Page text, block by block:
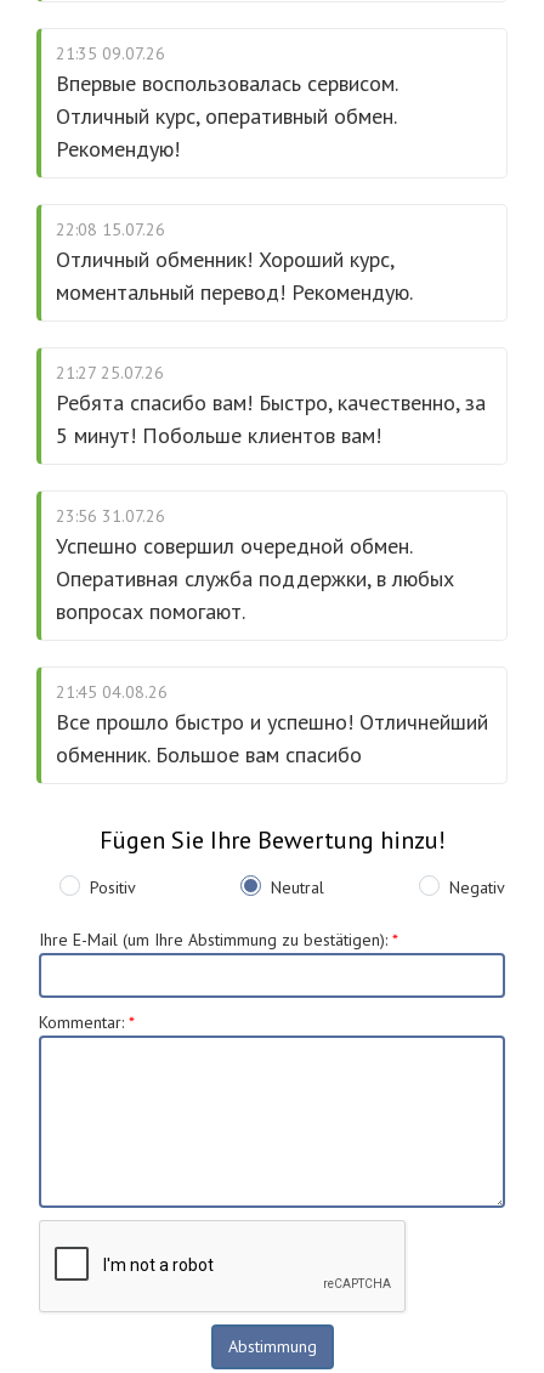
21:35 09.07.26
Впервые воспользовалась сервисом.
Отличный курс, оперативный обмен.
Рекомендую!
22:08 15.07.26
Отличный обменник! Хороший курс,
моментальный перевод! Рекомендую.
21:27 25.07.26
Ребята спасибо вам! Быстро, качественно, за
5 минут! Побольше клиентов вам!
23:56 31.07.26
Успешно совершил очередной обмен.
Оперативная служба поддержки, в любых
вопросах помогают.
21:45 04.08.26
Все прошло быстро и успешно! Отличнейший
обменник. Большое вам спасибо
Fügen Sie Ihre Bewertung hinzu!
Positiv Neutral Negativ
Ihre E-Mail (um Ihre Abstimmung zu bestätigen): *
Kommentar: *